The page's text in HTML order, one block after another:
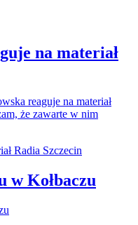
na materiał
reaguje na materiał
że zawarte w nim
w Kołbaczu